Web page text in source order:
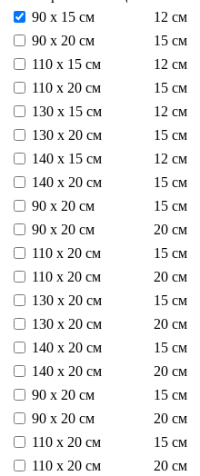
90 х 15 см
12 см
90 х 20 см
15 см
110 х 15 см
12 см
110 х 20 см
15 см
130 х 15 см
12 см
130 х 20 см
15 см
140 х 15 см
12 см
140 х 20 см
15 см
90 х 20 см
15 см
90 х 20 см
20 см
110 х 20 см
15 см
110 х 20 см
20 см
130 х 20 см
15 см
130 х 20 см
20 см
140 х 20 см
15 см
140 х 20 см
20 см
90 х 20 см
15 см
90 х 20 см
20 см
110 х 20 см
15 см
110 х 20 см
20 см